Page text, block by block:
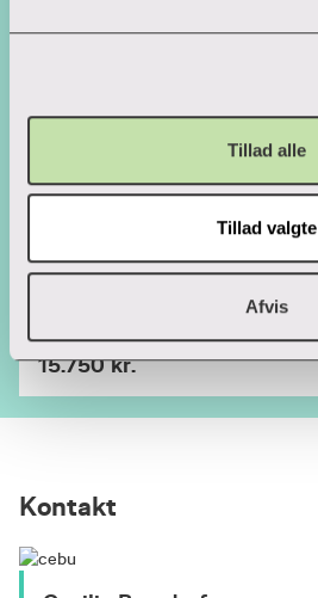
Tillad alle
Tillad valgte
Afvis
børnehaveklasseledere
Startdato 12. jan. 2027
15.750 kr.
Kontakt